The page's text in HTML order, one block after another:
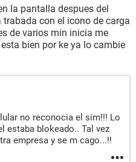
la pantalla despues del
trabada con el icono de carga
de varios min inicia me
bien por ke ya lo cambie
no reconocia el sim!!! Lo
estaba blokeado.. Tal vez
empresa y se m cago...!!